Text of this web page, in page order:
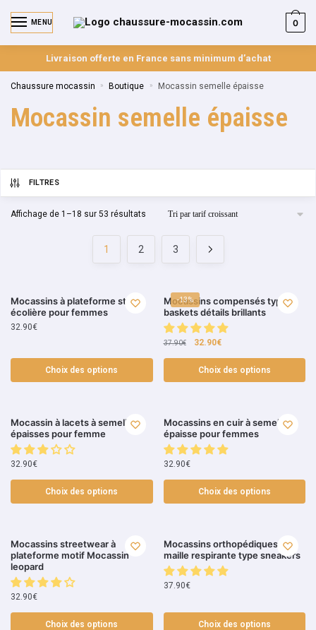
MENU 0
Livraison offerte en France sans minimum d’achat
Chaussure mocassin » Boutique » Mocassin semelle épaisse
Mocassin semelle épaisse
FILTRES
Affichage de 1–18 sur 53 résultats
1 2 3
Mocassins à plateforme style
écolière pour femmes
32.90€
Choix des options
-13%
Mocassins compensés type
baskets détails brillants
37.90€ 32.90€
Choix des options
Mocassin à lacets à semelles
épaisses pour femme
32.90€
Choix des options
Mocassins en cuir à semelle
épaisse pour femmes
32.90€
Choix des options
Mocassins streetwear à
plateforme motif Mocassin
leopard
32.90€
Choix des options
Mocassins orthopédiques en
maille respirante type sneakers
37.90€
Choix des options